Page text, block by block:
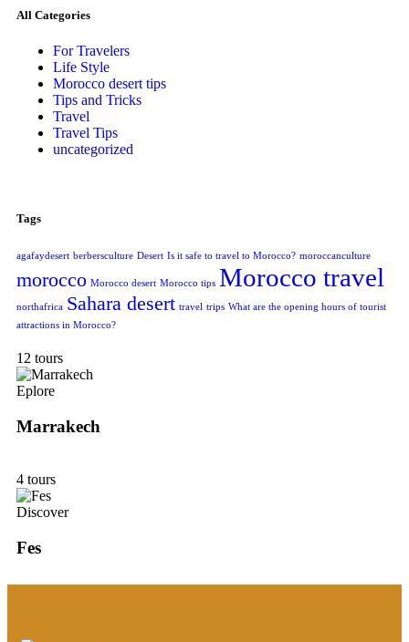
All Categories
For Travelers
Life Style
Morocco desert tips
Tips and Tricks
Travel
Travel Tips
uncategorized
Tags
agafaydesert berbersculture Desert Is it safe to travel to Morocco? moroccanculture
morocco Morocco desert Morocco tips Morocco travel
northafrica Sahara desert travel trips What are the opening hours of tourist
attractions in Morocco?
12 tours
Eplore
Marrakech
4 tours
Discover
Fes